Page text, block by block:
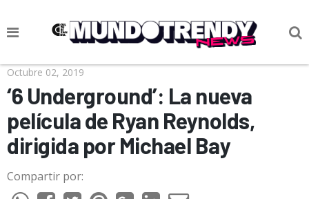
NOTICIAS
CULTURA POP
CIENCIA Y TECNOLOGÍA
VIDA
SOCIEDAD
Octubre 02, 2019
‘6 Underground’: La nueva
película de Ryan Reynolds,
dirigida por Michael Bay
Compartir por: